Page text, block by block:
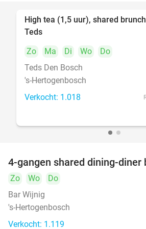
High tea (1,5 uur), shared
Teds
Zo
Ma Di Wo
Do
Teds Den Bosch
's-Hertogenbosch
Verkocht: 1.018
4-gangen shared dining-diner
Zo Wo
Do
Bar Wijnig
's-Hertogenbosch
Verkocht: 1.119